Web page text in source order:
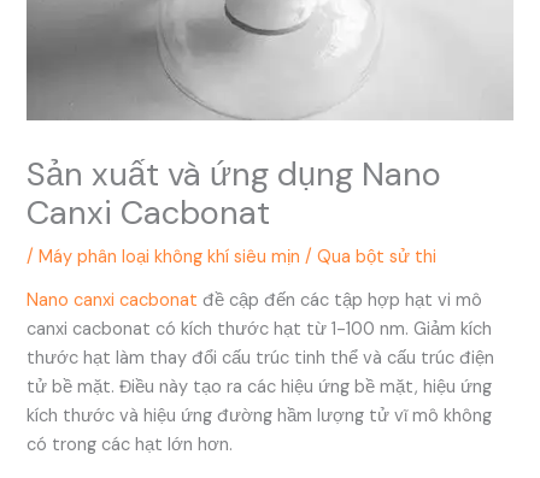
Sản xuất và ứng dụng Nano
Canxi Cacbonat
/Máy phân loại không khí siêu mịn / Quabột sử thi
Nano canxi cacbonat đề cập đến các tập hợp hạt vi mô
canxi cacbonat có kích thước hạt từ 1-100 nm. Giảm kích
thước hạt làm thay đổi cấu trúc tinh thể và cấu trúc điện
tử bề mặt. Điều này tạo ra các hiệu ứng bề mặt, hiệu ứng
kích thước và hiệu ứng đường hầm lượng tử vĩ mô không
có trong các hạt lớn hơn.